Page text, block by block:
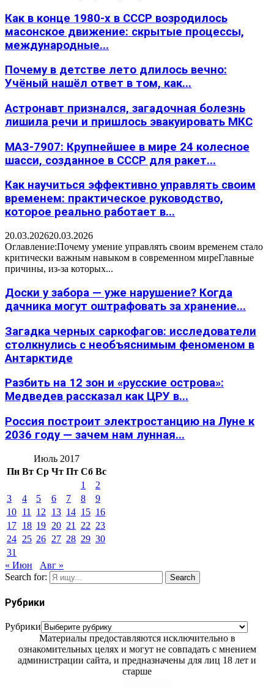
Как в конце 1980-х в СССР возродилось
масонское движение: скрытые процессы,
международные...
Почему в детстве лето длилось вечно:
Учёный нашёл ответ в том, как...
Астронавт признался, загадочная болезнь
лишила речи и пришлось эвакуировать МКС
МАЗ-7907: Крупнейшее в мире 24 колесное
шасси, созданное в СССР для ракет...
Как научиться эффективно управлять своим
временем: практическое руководство,
которое реально работает в...
20.03.202620.03.2026
Оглавление:Почему умение управлять своим временем стало
критически важным навыком в современном миреГлавные
причины, из-за которых...
Доски у забора — уже нарушение? Когда
дачника могут оштрафовать за хранение...
Загадка черных саркофагов: исследователи
столкнулись с необъяснимым феноменом в
Антарктиде
Разбить на 12 зон и «русские острова»:
Медведев рассказал как ЦРУ в...
Россия построит электростанцию на Луне к
2036 году — зачем нам лунная...
Июль 2017
Пн Вт Ср Чт Пт Сб Вс
1
2
3
4 5 6 7 8
9
10 11 12 13 14 15 16
17 18 19 20 21 22 23
24 25 26 27 28 29 30
31
« Июн
Авг »
Search for:
Search
Рубрики
Рубрики
Материалы предоставляются исключительно в
ознакомительных целях и могут не совпадать с мнением
администрации сайта, и предназначены для лиц 18 лет и
старше